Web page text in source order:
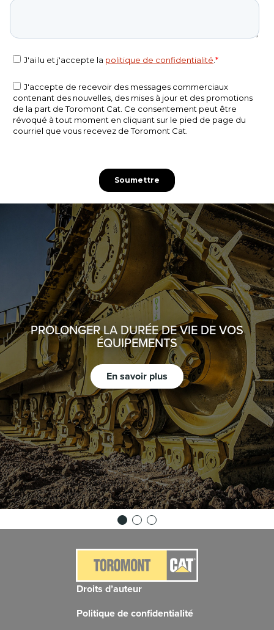
PROLONGER LA DURÉE DE VIE DE VOS
ÉQUIPEMENTS
En savoir plus
Droits d’auteur
Politique de confidentialité